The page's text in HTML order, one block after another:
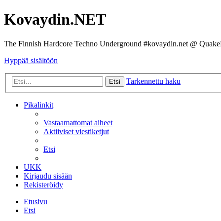
Kovaydin.NET
The Finnish Hardcore Techno Underground #kovaydin.net @
Hyppää sisältöön
Etsi Tarkennettu haku
Pikalinkit
Vastaamattomat aiheet
Aktiiviset viestiketjut
Etsi
UKK
Kirjaudu sisään
Rekisteröidy
Etusivu
Etsi